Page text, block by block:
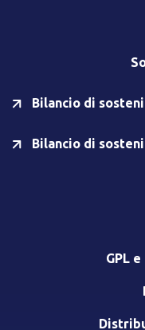
Bilancio di
Bilancio di
GPL